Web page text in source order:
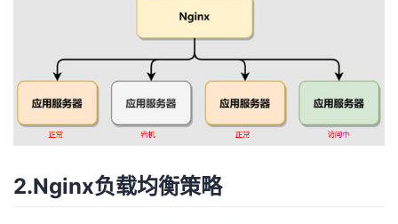
动
关
注
的
发
我
的
Programs
我
的
2.Nginx负载均衡策略